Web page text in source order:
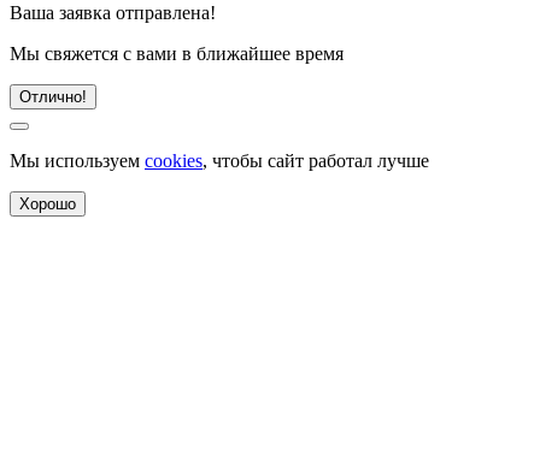
Ваша заявка отправлена!
Мы свяжется с вами в ближайшее время
Отлично!
Мы используем cookies, чтобы сайт работал лучше
Хорошо